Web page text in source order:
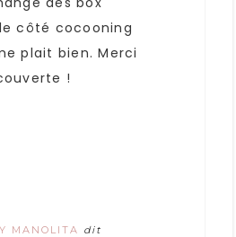
côté cocooning
plait bien. Merci
!
MANOLITA dit